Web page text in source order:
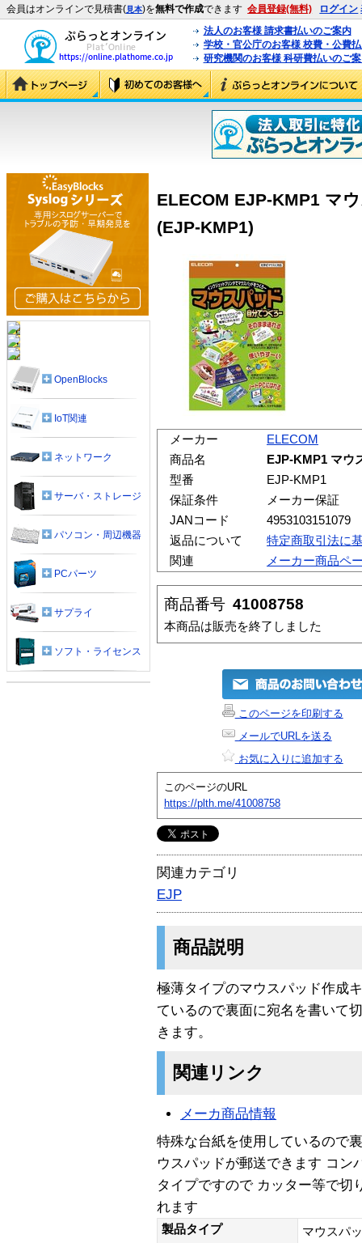
会員はオンラインで見積書(見本)を無料で作成できます 会員登録(無料) ログイン
法人のお客様 請求書払いのご案内
学校・官公庁のお客様 校費・公費
研究機関のお客様 科研費払いのご
ELECOM EJP-KMP1 マ
(EJP-KMP1)
メーカー
ELECOM
商品名
EJP-KMP1 マウ
型番
EJP-KMP1
保証条件
メーカー保証
JANコード
4953103151079
返品について
特定商取引法に
関連
メーカー商品ペ
商品番号 41008758
本商品は販売を終了しました
このページを印刷する
メールでURLを送る
お気に入りに追加する
このページのURL
https://plth.me/41008758
関連カテゴリ
EJP
商品説明
極薄タイプのマウスパッド作成
ているので裏面に宛名を書いて
きます。
関連リンク
メーカ商品情報
特殊な台紙を使用しているので
ウスパッドが郵送できます コン
タイプですので カッター等で切
れます
製品タイプ
マウスパ
OpenBlocks
IoT関連
ネットワーク
サーバ・ストレージ
パソコン・周辺機器
PCパーツ
サプライ
ソフト・ライセンス